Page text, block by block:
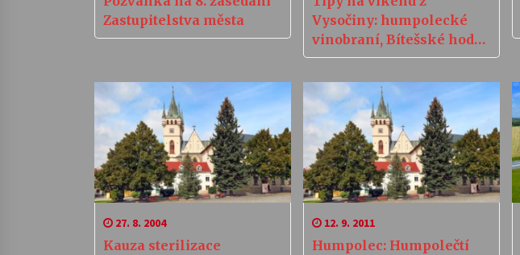
Zastupitelstva města
Vysočiny: humpolecké
vinobraní, Bítešské hody,
trampský večer
27. 8. 2004
Kauza sterilizace
12. 9. 2011
Humpolec: Humpolečtí